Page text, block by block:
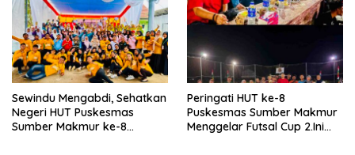
Sewindu Mengabdi, Sehatkan
Negeri HUT Puskesmas
Sumber Makmur ke-8
Peringati HUT ke-8
Puskesmas Sumber Makmur
Menggelar Futsal Cup 2.Ini